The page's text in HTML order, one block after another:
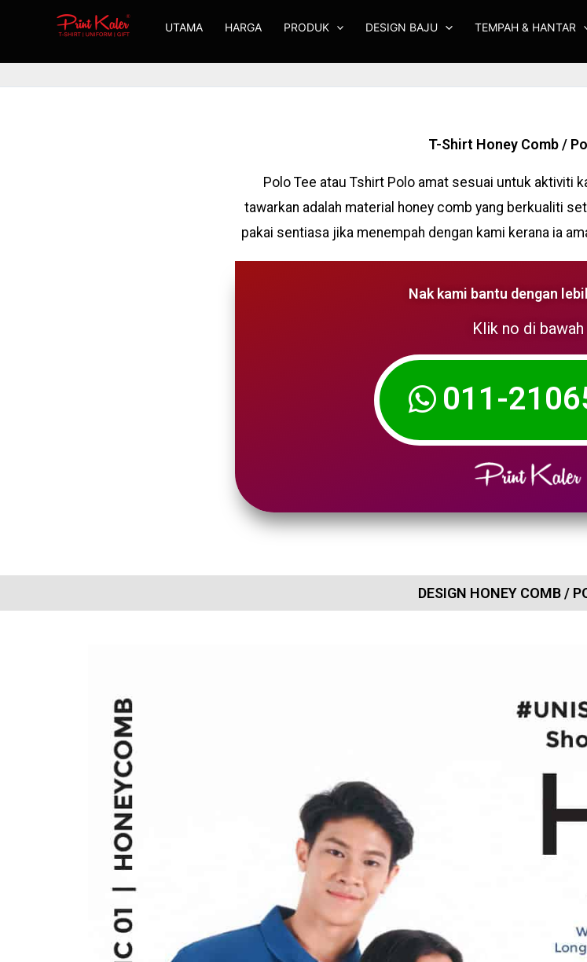
content
UTAMA HARGA PRODUK DESIGN BAJU TEMPAH & HANTAR
T-Shirt Honey Comb /
Polo Tee atau Tshirt Polo amat sesuai untuk aktiviti
tawarkan adalah material honey comb yang berkualiti
pakai sentiasa jika menempah dengan kami kerana ia
Nak kami bantu dengan
Klik no di bawah
011-
DESIGN HONEY COMB /